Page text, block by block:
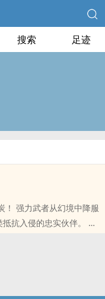
搜索 足迹
！ 强力武者从幻境中降服
抗入侵的忠实伙伴。 蝎